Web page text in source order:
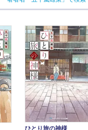
ひとり旅の神様